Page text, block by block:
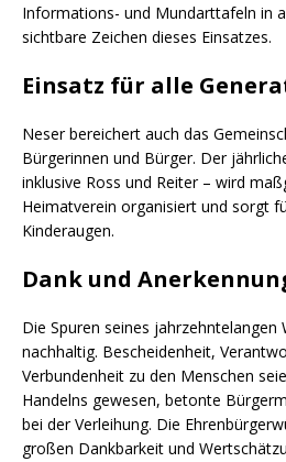
Informations- und Mundarttafeln in
sichtbare Zeichen dieses Einsatzes.
Einsatz für alle
Neser bereichert auch das
Bürgerinnen und Bürger. Der
inklusive Ross und Reiter – wird
Heimatverein organisiert und sorgt
Kinderaugen.
Dank und
Die Spuren seines jahrzehntelangen
nachhaltig. Bescheidenheit,
Verbundenheit zu den Menschen
Handelns gewesen, betonte
bei der Verleihung. Die
großen Dankbarkeit und